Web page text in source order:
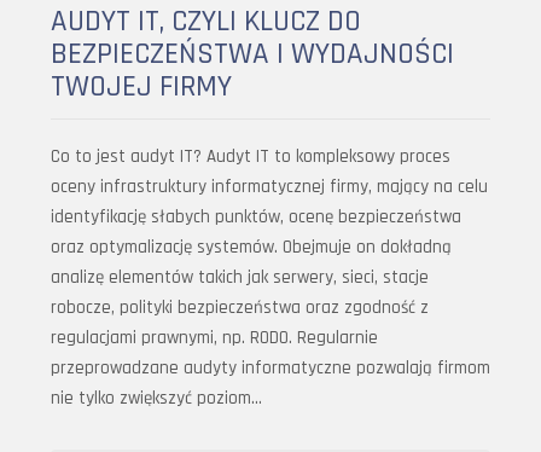
AUDYT IT, CZYLI KLUCZ DO
BEZPIECZEŃSTWA I WYDAJNOŚCI
TWOJEJ FIRMY
Co to jest audyt IT? Audyt IT to kompleksowy proces
oceny infrastruktury informatycznej firmy, mający na celu
identyfikację słabych punktów, ocenę bezpieczeństwa
oraz optymalizację systemów. Obejmuje on dokładną
analizę elementów takich jak serwery, sieci, stacje
robocze, polityki bezpieczeństwa oraz zgodność z
regulacjami prawnymi, np. RODO. Regularnie
przeprowadzane audyty informatyczne pozwalają firmom
nie tylko zwiększyć poziom…